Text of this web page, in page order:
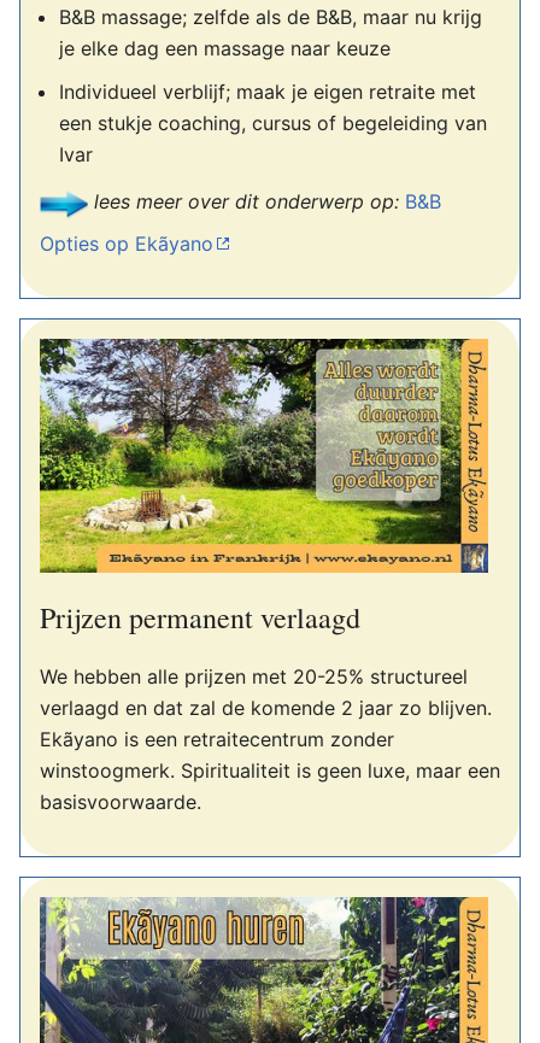
B&B massage; zelfde als de B&B, maar nu krijg
je elke dag een massage naar keuze
Individueel verblijf; maak je eigen retraite met
een stukje coaching, cursus of begeleiding van
Ivar
lees meer over dit onderwerp op: B&B
Opties op Ekãyano
Prijzen permanent verlaagd
We hebben alle prijzen met 20-25% structureel
verlaagd en dat zal de komende 2 jaar zo blijven.
Ekãyano is een retraitecentrum zonder
winstoogmerk. Spiritualiteit is geen luxe, maar een
basisvoorwaarde.